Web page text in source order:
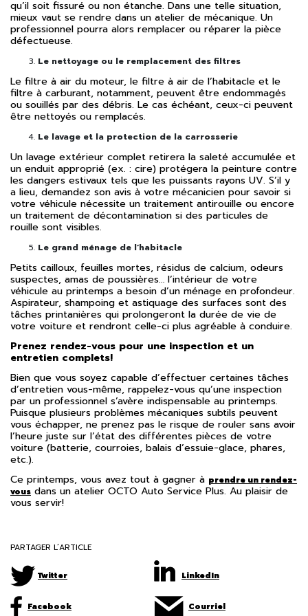
qu’il soit fissuré ou non étanche. Dans une telle situation,
mieux vaut se rendre dans un atelier de mécanique. Un
professionnel pourra alors remplacer ou réparer la pièce
défectueuse.
Le nettoyage ou le remplacement des filtres
Le filtre à air du moteur, le filtre à air de l’habitacle et le
filtre à carburant, notamment, peuvent être endommagés
ou souillés par des débris. Le cas échéant, ceux-ci peuvent
être nettoyés ou remplacés.
Le lavage et la protection de la carrosserie
Un lavage extérieur complet retirera la saleté accumulée et
un enduit approprié (ex. : cire) protégera la peinture contre
les dangers estivaux tels que les puissants rayons UV. S’il y
a lieu, demandez son avis à votre mécanicien pour savoir si
votre véhicule nécessite un traitement antirouille ou encore
un traitement de décontamination si des particules de
rouille sont visibles.
Le grand ménage de l’habitacle
Petits cailloux, feuilles mortes, résidus de calcium, odeurs
suspectes, amas de poussières… l’intérieur de votre
véhicule au printemps a besoin d’un ménage en profondeur.
Aspirateur, shampoing et astiquage des surfaces sont des
tâches printanières qui prolongeront la durée de vie de
votre voiture et rendront celle-ci plus agréable à conduire.
Prenez rendez-vous pour une inspection et un
entretien complets!
Bien que vous soyez capable d’effectuer certaines tâches
d’entretien vous-même, rappelez-vous qu’une inspection
par un professionnel s’avère indispensable au printemps.
Puisque plusieurs problèmes mécaniques subtils peuvent
vous échapper, ne prenez pas le risque de rouler sans avoir
l’heure juste sur l’état des différentes pièces de votre
voiture (batterie, courroies, balais d’essuie-glace, phares,
etc.).
Ce printemps, vous avez tout à gagner à prendre un rendez-
vous dans un atelier OCTO Auto Service Plus. Au plaisir de
vous servir!
PARTAGER L’ARTICLE
Twitter LinkedIn
Facebook Courriel